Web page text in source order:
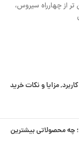
از چهارراه سیروس،
مزایا و نکات خرید
پرفروش‌ترین لوازم تحریر سال 1404؛ چه محصولاتی بیشترین